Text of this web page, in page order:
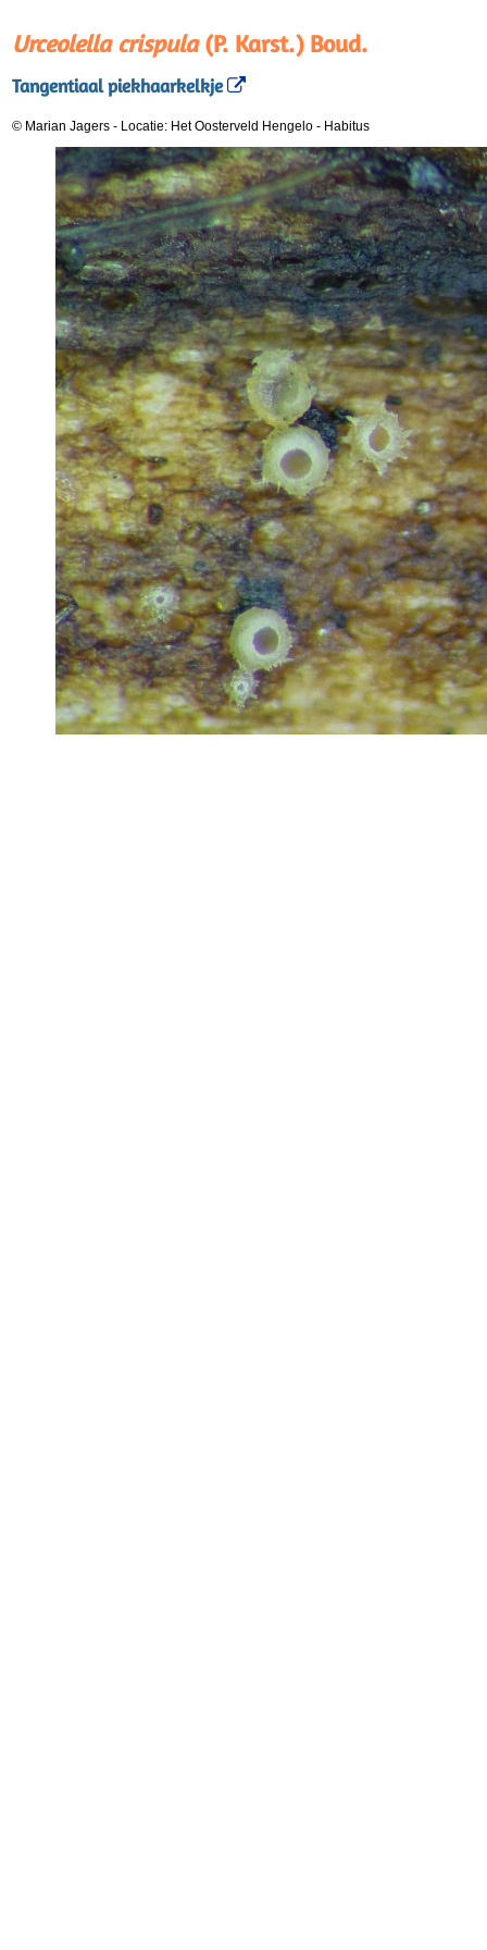
Urceolella crispula(P. Karst.) Boud.
Tangentiaal piekhaarkelkje
© Marian Jagers - Locatie: Het Oosterveld Hengelo - Habitus